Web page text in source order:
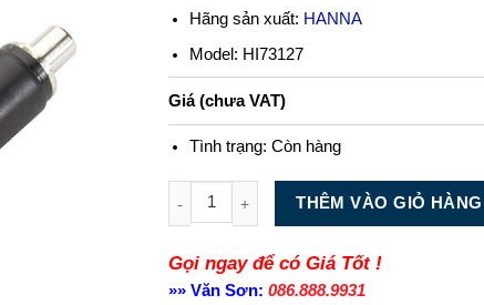
Hãng sản xuất: HANNA
Model: HI73127
Giá (chưa VAT)
Tình trạng: Còn hàng
Số lượng
THÊM VÀO GIỎ HÀNG
Gọi ngay để có Giá Tốt !
»» Văn Sơn: 086.888.9931